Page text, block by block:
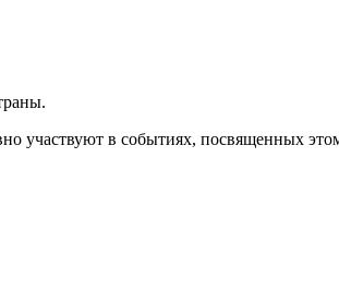
участвуют в событиях, посвященных